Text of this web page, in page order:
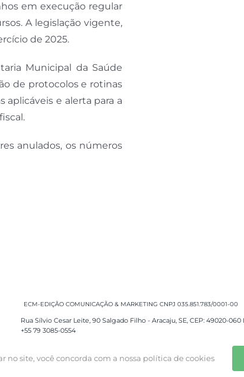
em execução regular
A legislação vigente,
de 2025.
Municipal da Saúde
de protocolos e rotinas
e alerta para a
anulados, os números
ECM-EDIÇÃO COMUNICAÇÃO & MARKETING CNPJ 035.851.783/0001-00
Rua Sílvio Cesar Leite, 90 Salgado Filho - Aracaju, SE, CEP: 49020-060
+55 79 3085-0554
site, você concorda com a nossa política de cookies